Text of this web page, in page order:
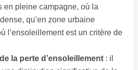
en pleine campagne, où la
qu’en zone urbaine
l’ensoleillement est un critère de
la perte d’ensoleillement: il